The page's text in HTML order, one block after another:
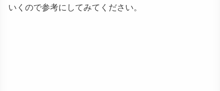
いくので参考にしてみてください。